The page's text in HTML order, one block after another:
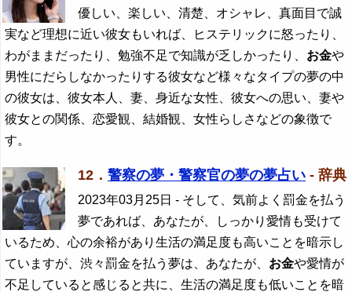
優しい、楽しい、清楚、オシャレ、真面目で誠
実など理想に近い彼女もいれば、ヒステリックに怒ったり、
わがままだったり、勉強不足で知識が乏しかったり、 お金や
男性にだらしなかったりする彼女など様々なタイプの夢の中
の彼女は、彼女本人、妻、身近な女性、彼女への思い、妻や
彼女との関係、恋愛観、結婚観、女性らしさなどの象徴で
す。
12． 警察の夢・警察官の夢の夢占い - 辞典
2023年03月25日 - そして、気前よく罰金を払う
夢であれば、あなたが、しっかり愛情も受けて
いるため、心の余裕があり生活の満足度も高いことを暗示し
ていますが、渋々罰金を払う夢は、あなたが、 お金や愛情が
不足していると感じると共に、生活の満足度も低いことを暗